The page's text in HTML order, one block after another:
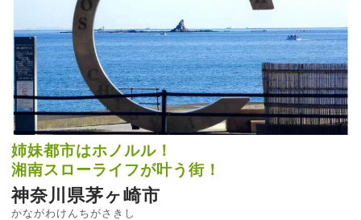
姉妹都市はホノルル！
湘南スローライフが叶う街！
神奈川県茅ヶ崎市
かながわけんちがさきし